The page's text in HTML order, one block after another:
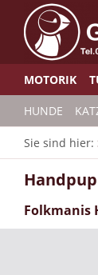
MOTORIK
HUNDE
Sie sind hier:
Folkmanis